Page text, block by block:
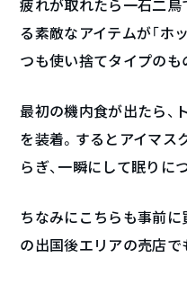
疲れが取れたら一石二鳥
る素敵なアイテムが「ホ
つも使い捨てタイプのも
最初の機内食が出たら、
を装着。するとアイマス
らぎ、一瞬にして眠りに
ちなみにこちらも事前
の出国後エリアの売店で